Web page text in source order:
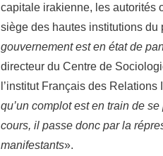
capitale irakienne, les autorités
siège des hautes institutions du
gouvernement est en état de
directeur du Centre de
l’institut Français des
qu’un complot est en train de
cours, il passe donc par la
manifestants».